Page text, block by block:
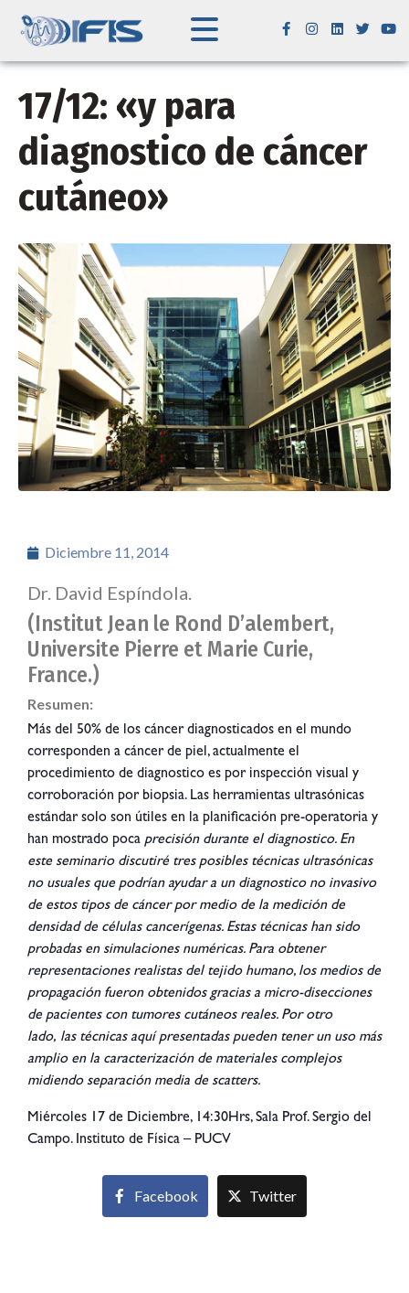
17/12: «y para
diagnostico de cáncer
cutáneo»
Diciembre 11, 2014
Dr. David Espíndola.
(Institut Jean le Rond D’alembert,
Universite Pierre et Marie Curie,
France.)
Resumen:
Más del 50% de los cáncer diagnosticados en el mundo
corresponden a cáncer de piel, actualmente el
procedimiento de diagnostico es por inspección visual y
corroboración por biopsia. Las herramientas ultrasónicas
estándar solo son útiles en la planificación pre-operatoria y
han mostrado poca precisión durante el diagnostico. En
este seminario discutiré tres posibles técnicas ultrasónicas
no usuales que podrían ayudar a un diagnostico no invasivo
de estos tipos de cáncer por medio de la medición de
densidad de células cancerígenas. Estas técnicas han sido
probadas en simulaciones numéricas. Para obtener
representaciones realistas del tejido humano, los medios de
propagación fueron obtenidos gracias a micro-disecciones
de pacientes con tumores cutáneos reales. Por otro
lado, las técnicas aquí presentadas pueden tener un uso más
amplio en la caracterización de materiales complejos
midiendo separación media de scatters.
Miércoles 17 de Diciembre, 14:30Hrs, Sala Prof. Sergio del
Campo. Instituto de Física – PUCV
Facebook Twitter